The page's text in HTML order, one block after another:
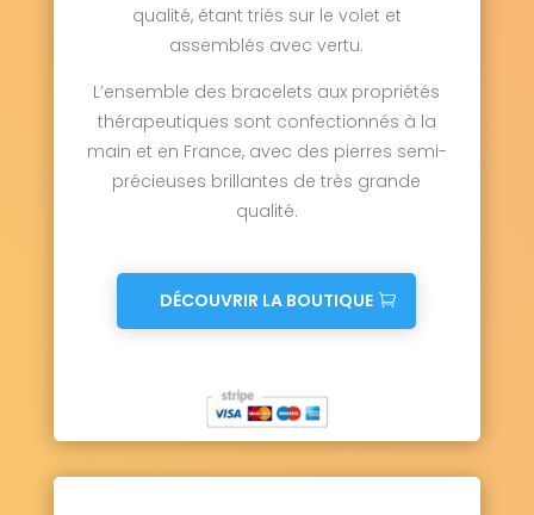
qualité, étant triés sur le volet et
assemblés avec vertu.
L’ensemble des bracelets aux propriétés
thérapeutiques sont confectionnés à la
main et en France, avec des pierres semi-
précieuses brillantes de très grande
qualité.
DÉCOUVRIR LA BOUTIQUE